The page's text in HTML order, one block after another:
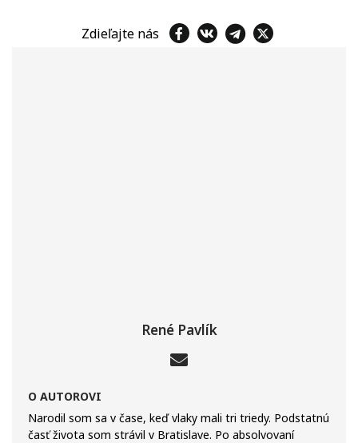
Zdieľajte nás
René Pavlík
O AUTOROVI
Narodil som sa v čase, keď vlaky mali tri triedy. Podstatnú
časť života som strávil v Bratislave. Po absolvovaní